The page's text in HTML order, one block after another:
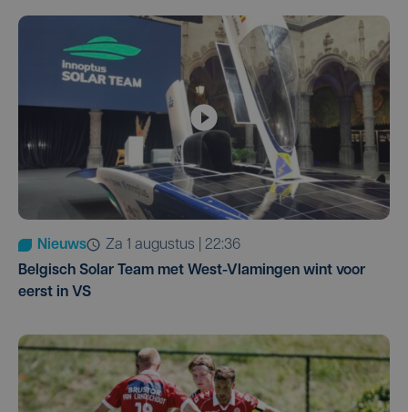
Nieuws
za 1 augustus | 22:36
Belgisch Solar Team met West-Vlamingen wint voor
eerst in VS